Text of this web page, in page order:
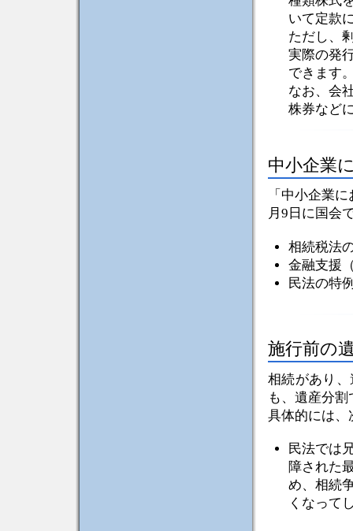
いて定款
ただし、
実際の発
できます
なお、会
株券など
中小企業
「中小企業
月9日に国会
相続税法
金融支援
民法の特
施行前の
相続があり
も、遺産分
具体的には、
民法では
障された
め、相続
くなって